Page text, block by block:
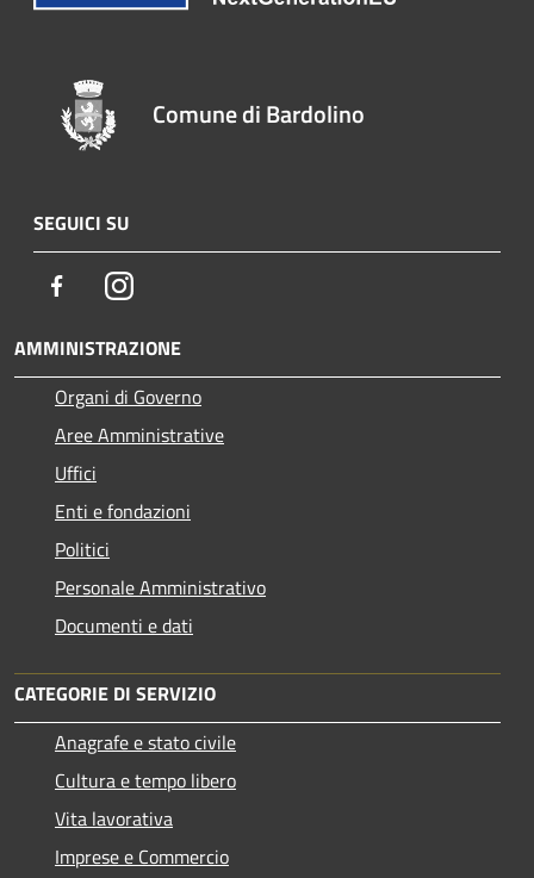
Comune di Bardolino
SEGUICI SU
FacebookInstagram
AMMINISTRAZIONE
Organi di Governo
Aree Amministrative
Uffici
Enti e fondazioni
Politici
Personale Amministrativo
Documenti e dati
CATEGORIE DI SERVIZIO
Anagrafe e stato civile
Cultura e tempo libero
Vita lavorativa
Imprese e Commercio